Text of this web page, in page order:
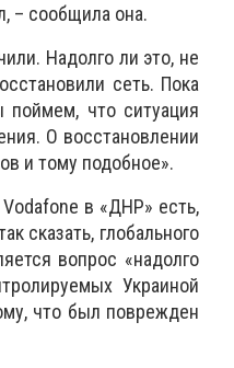
– сообщила она.
Надолго ли это, не
сеть. Пока
поймем, что ситуация
О восстановлении
и тому подобное».
в «ДНР» есть,
сказать, глобального
вопрос «надолго
Украиной
что был поврежден